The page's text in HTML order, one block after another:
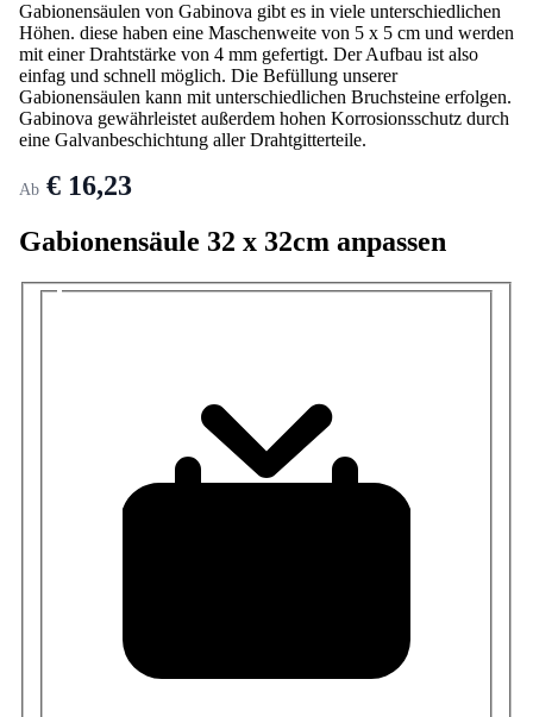
Gabionensäulen von Gabinova gibt es in viele unterschiedlichen
Höhen. diese haben eine Maschenweite von 5 x 5 cm und werden
mit einer Drahtstärke von 4 mm gefertigt. Der Aufbau ist also
einfag und schnell möglich. Die Befüllung unserer
Gabionensäulen kann mit unterschiedlichen Bruchsteine erfolgen.
Gabinova gewährleistet außerdem hohen Korrosionsschutz durch
eine Galvanbeschichtung aller Drahtgitterteile.
Ab € 16,23
Gabionensäule 32 x 32cm anpassen